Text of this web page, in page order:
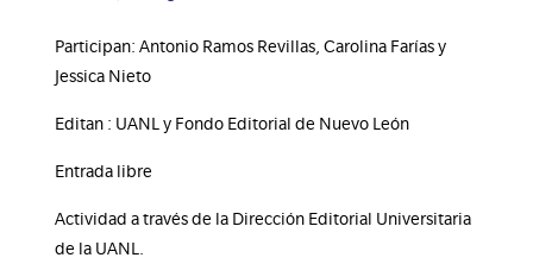
Participan: Antonio Ramos Revillas, Carolina Farías y
Jessica Nieto
Editan : UANL y Fondo Editorial de Nuevo León
Entrada libre
Actividad a través de la Dirección Editorial Universitaria
de la UANL.